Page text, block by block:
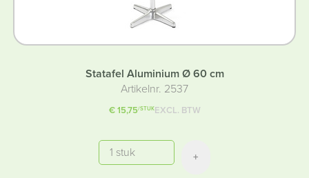
Statafel Aluminium Ø 60 cm
Artikelnr. 2537
€ 15,75/STUKEXCL. BTW
Aantal
+